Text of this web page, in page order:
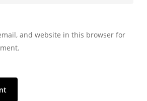
and website in this browser for